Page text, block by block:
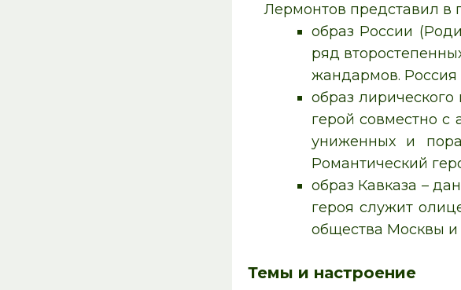
Лермонтов представил в
образ России
ряд
жандармов. Россия
образ
герой совместно с
униженных и
Романтический
образ Кавказа –
героя служит
общества Москвы и
Темы и настроение